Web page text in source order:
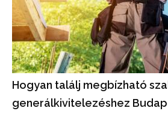
Hogyan találj megbízható
generálkivitelezéshez